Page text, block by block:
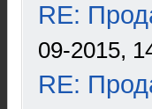
RE:
09-2015,
RE: